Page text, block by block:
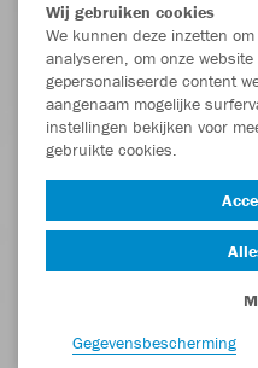
Wij gebruiken cookies
We kunnen deze inzetten
analyseren, om onze
gepersonaliseerde content
aangenaam mogelijke
instellingen bekijken voor
gebruikte cookies.
Gegevensbescherming